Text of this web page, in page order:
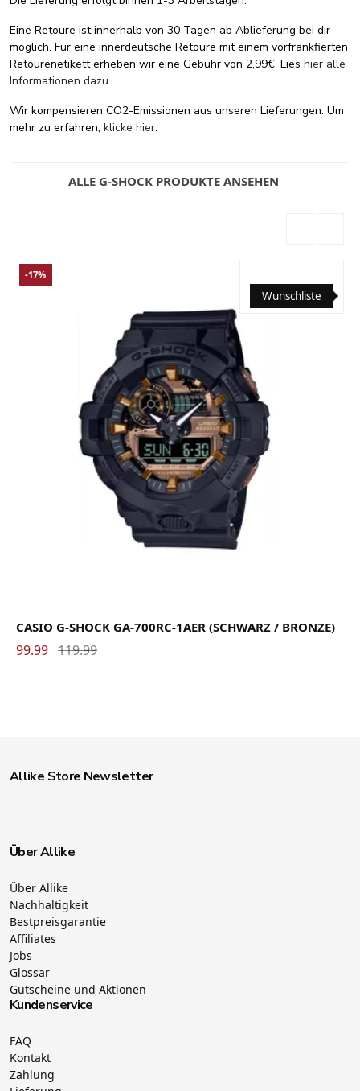
Eine Retoure ist innerhalb von 30 Tagen ab Ablieferung bei dir
möglich. Für eine innerdeutsche Retoure mit einem vorfrankfierten
Retourenetikett erheben wir eine Gebühr von 2,99€. Lies hier alle
Informationen dazu.
Wir kompensieren CO2-Emissionen aus unseren Lieferungen. Um
mehr zu erfahren, klicke hier.
ALLE G-SHOCK PRODUKTE ANSEHEN
Wunschliste
-17%
CASIO G-SHOCK GA-700RC-1AER (SCHWARZ / BRONZE)
99.99 119.99
Allike Store Newsletter
Über Allike
Über Allike
Nachhaltigkeit
Bestpreisgarantie
Affiliates
Jobs
Glossar
Gutscheine und Aktionen
Kundenservice
FAQ
Kontakt
Zahlung